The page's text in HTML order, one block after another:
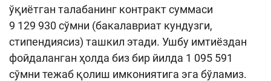
ўқиётган талабанинг контракт суммаси
9 129 930 сўмни (бакалавриат кундузги,
стипендиясиз) ташкил этади. Ушбу имтиёздан
фойдаланган ҳолда биз бир йилда 1 095 591
сўмни тежаб қолиш имкониятига эга бўламиз.